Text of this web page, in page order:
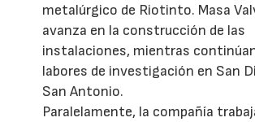
metalúrgico de Riotinto. Masa
avanza en la construcción de las
instalaciones, mientras
labores de investigación en San
San Antonio.
Paralelamente, la compañía